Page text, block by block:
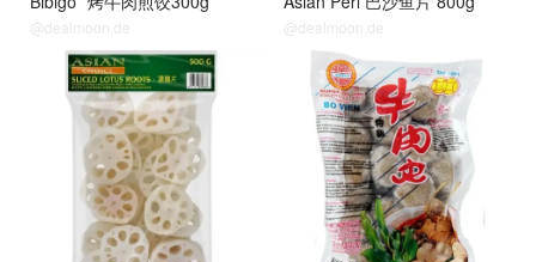
@dealmoon.de @dealmoon.de
生鲜top 生鲜top